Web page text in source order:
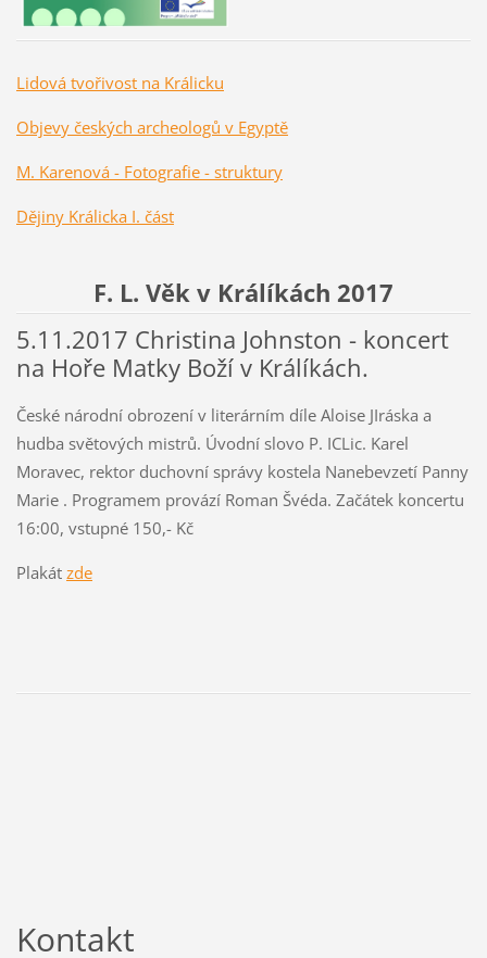
Lidová tvořivost na Králicku
Objevy českých archeologů v Egyptě
M. Karenová - Fotografie - struktury
Dějiny Králicka I. část
F. L. Věk v Králíkách 2017
5.11.2017 Christina Johnston - koncert
na Hoře Matky Boží v Králíkách.
České národní obrození v literárním díle Aloise JIráska a
hudba světových mistrů. Úvodní slovo P. ICLic. Karel
Moravec, rektor duchovní správy kostela Nanebevzetí Panny
Marie . Programem provází Roman Švéda. Začátek koncertu
16:00, vstupné 150,- Kč
Plakát zde
Kontakt